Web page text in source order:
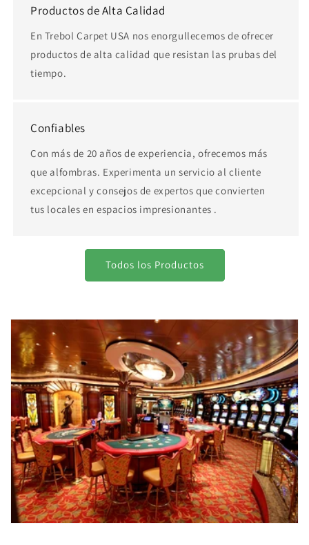
Productos de Alta Calidad
En Trebol Carpet USA nos enorgullecemos de ofrecer
productos de alta calidad que resistan las prubas del
tiempo.
Confiables
Con más de 20 años de experiencia, ofrecemos más
que alfombras. Experimenta un servicio al cliente
excepcional y consejos de expertos que convierten
tus locales en espacios impresionantes .
Todos los Productos